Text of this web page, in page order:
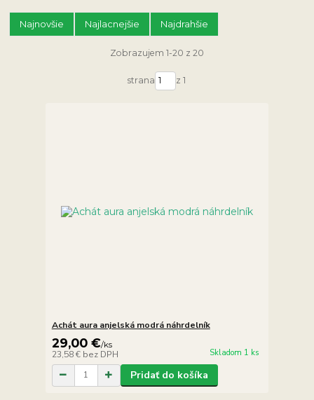
Najnovšie Najlacnejšie Najdrahšie
Zobrazujem 1-20 z 20
strana z 1
Achát aura anjelská modrá náhrdelník
29,00 €/ks
23,58 € bez DPH Skladom 1 ks
Pridať do košíka